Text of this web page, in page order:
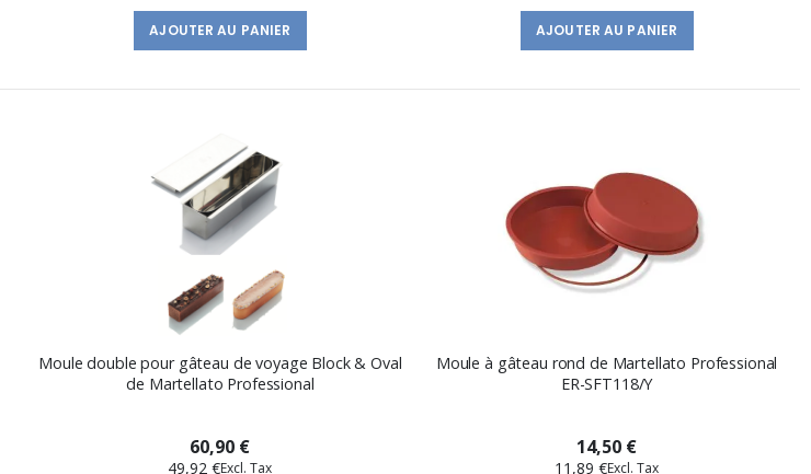
AJOUTER AU PANIER AJOUTER AU PANIER
Moule double pour gâteau de voyage Block & Oval
de Martellato Professional
60,90 €
49,92 €
Moule à gâteau rond de Martellato Professional
ER-SFT118/Y
14,50 €
11,89 €